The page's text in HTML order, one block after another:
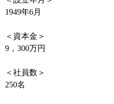
1949年6月
＜資本金＞
9，300万円
＜社員数＞
250名